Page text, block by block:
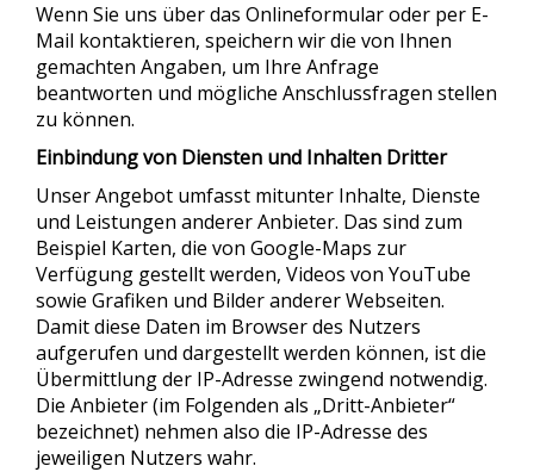
Wenn Sie uns über das Onlineformular oder per E-
Mail kontaktieren, speichern wir die von Ihnen
gemachten Angaben, um Ihre Anfrage
beantworten und mögliche Anschlussfragen stellen
zu können.
Einbindung von Diensten und Inhalten Dritter
Unser Angebot umfasst mitunter Inhalte, Dienste
und Leistungen anderer Anbieter. Das sind zum
Beispiel Karten, die von Google-Maps zur
Verfügung gestellt werden, Videos von YouTube
sowie Grafiken und Bilder anderer Webseiten.
Damit diese Daten im Browser des Nutzers
aufgerufen und dargestellt werden können, ist die
Übermittlung der IP-Adresse zwingend notwendig.
Die Anbieter (im Folgenden als „Dritt-Anbieter“
bezeichnet) nehmen also die IP-Adresse des
jeweiligen Nutzers wahr.